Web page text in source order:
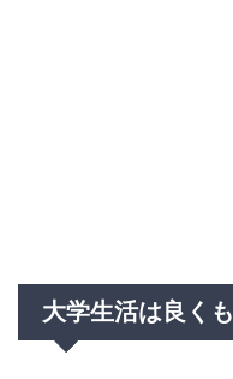
大学生活は良く